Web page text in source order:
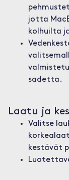
jotta
kolhuilta
sadetta.
Laatu ja
Valitse
kestävät